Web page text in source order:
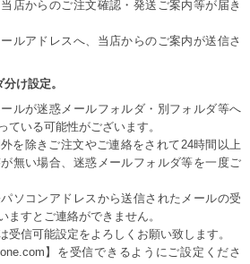
店からのご注文確認・発送ご案内等が届き
ルアドレスへ、当店からのご案内が送信さ
け設定。
ルが迷惑メールフォルダ・別フォルダ等へ
ている可能性がございます。
を除きご注文やご連絡をされて24時間以上
無い場合、迷惑メールフォルダ等を一度ご
ソコンアドレスから送信されたメールの受
ますとご連絡ができません。
受信可能設定をよろしくお願い致します。
】を受信できるようにご設定くださ